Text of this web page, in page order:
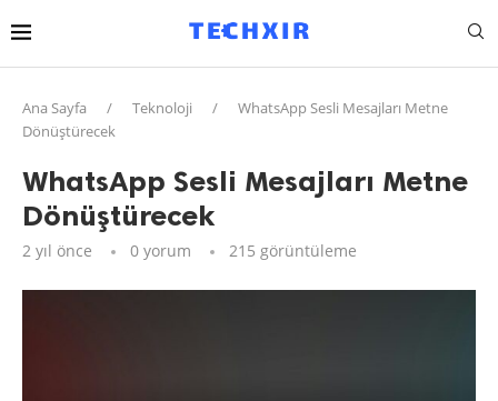
Ana Sayfa / Teknoloji /
WhatsApp Sesli Mesajları Metne
Dönüştürecek
WhatsApp Sesli Mesajları Metne
Dönüştürecek
2 yıl önce 0 yorum 215 görüntüleme